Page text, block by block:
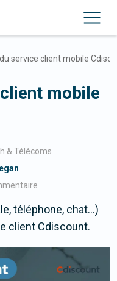
service client mobile
mobile
& Télécoms
téléphone, chat...)
client Cdiscount.